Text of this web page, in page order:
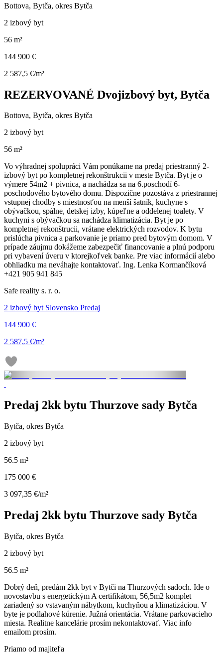
Bottova, Bytča, okres Bytča
2 izbový byt
56 m²
144 900 €
2 587,5 €/m²
REZERVOVANÉ Dvojizbový byt, Bytča
Bottova, Bytča, okres Bytča
2 izbový byt
56 m²
Vo výhradnej spolupráci Vám ponúkame na predaj priestranný 2-
izbový byt po kompletnej rekonštrukcii v meste Bytča. Byt je o
výmere 54m2 + pivnica, a nachádza sa na 6.poschodí 6-
poschodového bytového domu. Dispozične pozostáva z priestrannej
vstupnej chodby s miestnosťou na menší šatník, kuchyne s
obývačkou, spálne, detskej izby, kúpeľne a oddelenej toalety. V
kuchyni s obývačkou sa nachádza klimatizácia. Byt je po
kompletnej rekonštrucii, vrátane elektrických rozvodov. K bytu
prislúcha pivnica a parkovanie je priamo pred bytovým domom. V
prípade záujmu dokážeme zabezpečiť financovanie a plnú podporu
pri vybavení úveru v ktorejkoľvek banke. Pre viac informácií alebo
obhliadku ma neváhajte kontaktovať. Ing. Lenka Kormančíková
+421 905 941 845
Safe reality s. r. o.
2 izbový byt Slovensko Predaj
144 900 €
2 587,5 €/m²
Predaj 2kk bytu Thurzove sady Bytča
Bytča, okres Bytča
2 izbový byt
56.5 m²
175 000 €
3 097,35 €/m²
Predaj 2kk bytu Thurzove sady Bytča
Bytča, okres Bytča
2 izbový byt
56.5 m²
Dobrý deň, predám 2kk byt v Bytči na Thurzových sadoch. Ide o
novostavbu s energetickým A certifikátom, 56,5m2 komplet
zariadený so vstavaným nábytkom, kuchyňou a klimatizáciou. V
byte je podlahové kúrenie. Južná orientácia. Vrátane parkovacieho
miesta. Realitne kancelárie prosím nekontaktovať. Viac info
emailom prosím.
Priamo od majiteľa